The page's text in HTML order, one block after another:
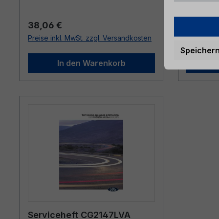
Regulärer Preis:
38,06 €
Preise inkl. MwSt. zzgl. Versandkosten
In den Warenkorb
Preise
Serviceheft CG2147LVA
Speichern